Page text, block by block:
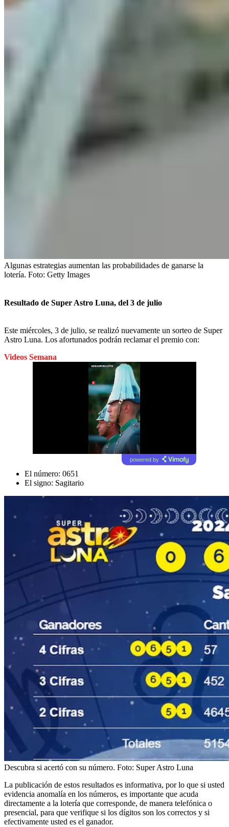
Algunas estrategias aumentan las probabilidades de ganarse la
lotería. Foto: Getty Images
Resultado de Super Astro Luna, del 3 de julio
Este miércoles, 3 de julio, se realizó nuevamente un sorteo de Super
Astro Luna. Los afortunados podrán reclamar el premio con:
Videos Semana
powered by
El número: 0651
El signo: Sagitario
Descubra si acertó con su número. Foto: Super Astro Luna
La publicación de estos resultados es informativa, por lo que si usted
evidencia anomalía en los números, es importante que acuda
directamente a la lotería que corresponde, de manera telefónica o
presencial, para que verifique si los dígitos son los correctos y si
efectivamente usted es el ganador.